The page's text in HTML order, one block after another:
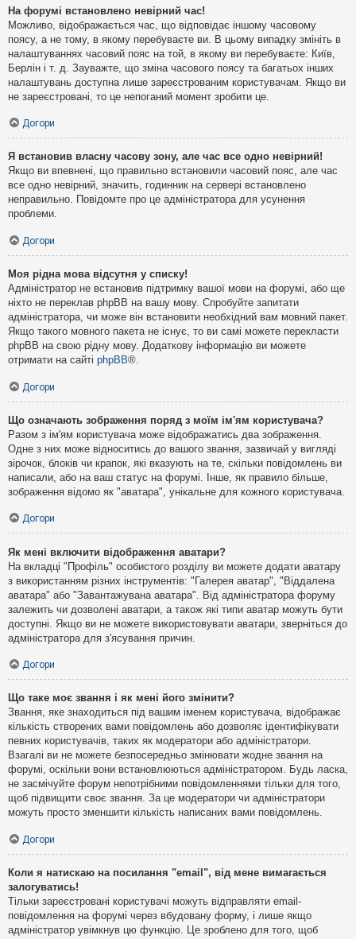
На форумі встановлено невірний час!
Можливо, відображається час, що відповідає іншому часовому
поясу, а не тому, в якому перебуваєте ви. В цьому випадку змініть в
налаштуваннях часовий пояс на той, в якому ви перебуваєте: Київ,
Берлін і т. д. Зауважте, що зміна часового поясу та багатьох інших
налаштувань доступна лише зареєстрованим користувачам. Якщо ви
не зареєстровані, то це непоганий момент зробити це.
Догори
Я встановив власну часову зону, але час все одно невірний!
Якщо ви впевнені, що правильно встановили часовий пояс, але час
все одно невірний, значить, годинник на сервері встановлено
неправильно. Повідомте про це адміністратора для усунення
проблеми.
Догори
Моя рідна мова відсутня у списку!
Адміністратор не встановив підтримку вашої мови на форумі, або ще
ніхто не переклав phpBB на вашу мову. Спробуйте запитати
адміністратора, чи може він встановити необхідний вам мовний пакет.
Якщо такого мовного пакета не існує, то ви самі можете перекласти
phpBB на свою рідну мову. Додаткову інформацію ви можете
отримати на сайті phpBB®.
Догори
Що означають зображення поряд з моїм ім'ям користувача?
Разом з ім'ям користувача може відображатись два зображення.
Одне з них може відноситись до вашого звання, зазвичай у вигляді
зірочок, блоків чи крапок, які вказують на те, скільки повідомлень ви
написали, або на ваш статус на форумі. Інше, як правило більше,
зображення відомо як "аватара", унікальне для кожного користувача.
Догори
Як мені включити відображення аватари?
На вкладці "Профіль" особистого розділу ви можете додати аватару
з використанням різних інструментів: "Галерея аватар", "Віддалена
аватара" або "Завантажувана аватара". Від адміністратора форуму
залежить чи дозволені аватари, а також які типи аватар можуть бути
доступні. Якщо ви не можете використовувати аватари, зверніться до
адміністратора для з'ясування причин.
Догори
Що таке моє звання і як мені його змінити?
Звання, яке знаходиться під вашим іменем користувача, відображає
кількість створених вами повідомлень або дозволяє ідентифікувати
певних користувачів, таких як модератори або адміністратори.
Взагалі ви не можете безпосередньо змінювати жодне звання на
форумі, оскільки вони встановлюються адміністратором. Будь ласка,
не засмічуйте форум непотрібними повідомленнями тільки для того,
щоб підвищити своє звання. За це модератори чи адміністратори
можуть просто зменшити кількість написаних вами повідомлень.
Догори
Коли я натискаю на посилання "email", від мене вимагається
залогуватись!
Тільки зареєстровані користувачі можуть відправляти email-
повідомлення на форумі через вбудовану форму, і лише якщо
адміністратор увімкнув цю функцію. Це зроблено для того, щоб